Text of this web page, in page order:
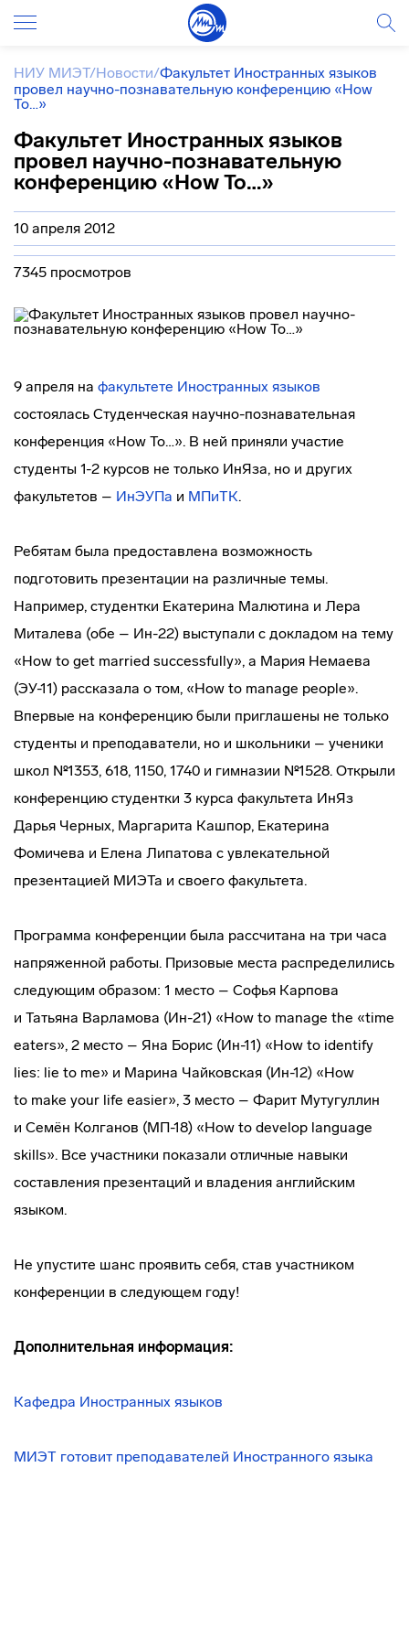
НИУ МИЭТ/Новости/Факультет Иностранных языков
провел научно-познавательную конференцию «How
To…»
Факультет Иностранных языков
провел научно-познавательную
конференцию «How To…»
10 апреля 2012
7345 просмотров
9 апреля на факультете Иностранных языков
состоялась Студенческая научно-познавательная
конференция «How To…». В ней приняли участие
студенты 1-2 курсов не только ИнЯза, но и других
факультетов – ИнЭУПа и МПиТК.
Ребятам была предоставлена возможность
подготовить презентации на различные темы.
Например, студентки Екатерина Малютина и Лера
Миталева (обе – Ин-22) выступали с докладом на тему
«How to get married successfully», а Мария Немаева
(ЭУ-11) рассказала о том, «How to manage people».
Впервые на конференцию были приглашены не только
студенты и преподаватели, но и школьники – ученики
школ №1353, 618, 1150, 1740 и гимназии №1528. Открыли
конференцию студентки 3 курса факультета ИнЯз
Дарья Черных, Маргарита Кашпор, Екатерина
Фомичева и Елена Липатова с увлекательной
презентацией МИЭТа и своего факультета.
Программа конференции была рассчитана на три часа
напряженной работы. Призовые места распределились
следующим образом: 1 место – Софья Карпова
и Татьяна Варламова (Ин-21) «How to manage the «time
eaters», 2 место – Яна Борис (Ин-11) «How to identify
lies: lie to me» и Марина Чайковская (Ин-12) «How
to make your life easier», 3 место – Фарит Мутугуллин
и Семён Колганов (МП-18) «How to develop language
skills». Все участники показали отличные навыки
составления презентаций и владения английским
языком.
Не упустите шанс проявить себя, став участником
конференции в следующем году!
Дополнительная информация:
Кафедра Иностранных языков
МИЭТ готовит преподавателей Иностранного языка